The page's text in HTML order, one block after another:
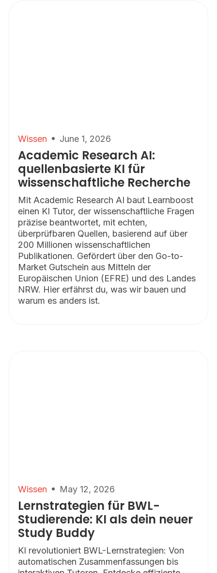
Wissen June 1, 2026
Academic Research AI:
quellenbasierte KI für
wissenschaftliche Recherche
Mit Academic Research AI baut Learnboost
einen KI Tutor, der wissenschaftliche Fragen
präzise beantwortet, mit echten,
überprüfbaren Quellen, basierend auf über
200 Millionen wissenschaftlichen
Publikationen. Gefördert über den Go-to-
Market Gutschein aus Mitteln der
Europäischen Union (EFRE) und des Landes
NRW. Hier erfährst du, was wir bauen und
warum es anders ist.
Wissen May 12, 2026
Lernstrategien für BWL-
Studierende: KI als dein neuer
Study Buddy
KI revolutioniert BWL-Lernstrategien: Von
automatischen Zusammenfassungen bis